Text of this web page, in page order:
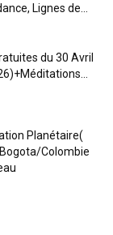
Lignes de...
du 30 Avril
Planétaire(
Colombie